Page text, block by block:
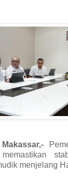
menjelang